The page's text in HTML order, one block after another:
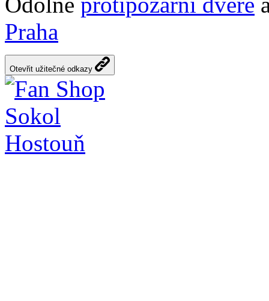
Praha
Otevřit užitečné odkazy